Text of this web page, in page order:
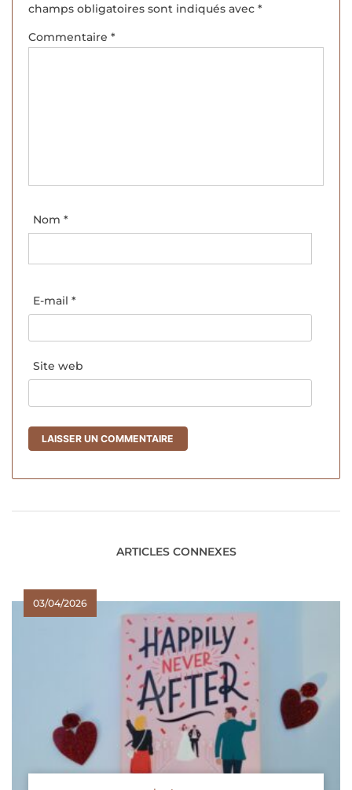
champs obligatoires sont indiqués avec *
Commentaire *
Nom *
E-mail *
Site web
ARTICLES CONNEXES
03/04/2026